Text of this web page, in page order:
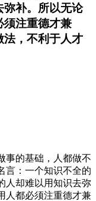
弥补。所以无论
须注重德才兼
法，不利于人才
事的基础，人都做不
言：一个知识不全的
人却难以用知识去弥
人都必须注重德才兼